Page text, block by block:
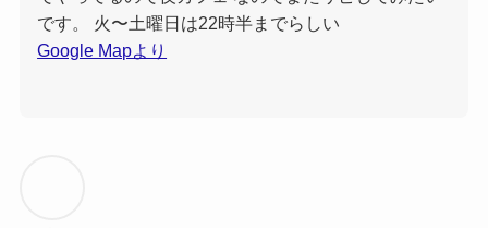
です。 火〜土曜日は22時半までらしい
Google Mapより